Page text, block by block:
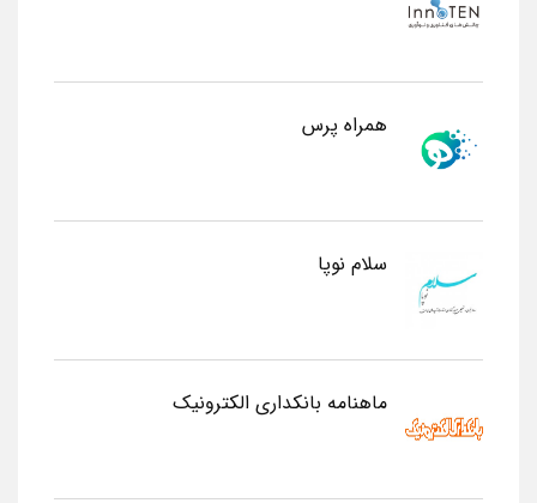
همراه پرس
سلام نوپا
ماهنامه بانکداری الکترونیک